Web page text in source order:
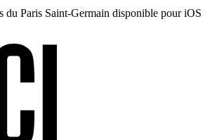
du Paris Saint-Germain disponible pour iOS